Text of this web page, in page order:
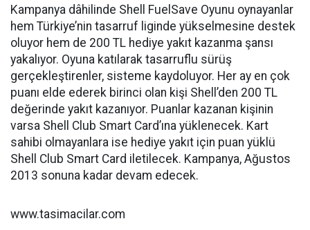
Kampanya dâhilinde Shell FuelSave Oyunu oynayanlar
hem Türkiye’nin tasarruf liginde yükselmesine destek
oluyor hem de 200 TL hediye yakıt kazanma şansı
yakalıyor. Oyuna katılarak tasarruflu sürüş
gerçekleştirenler, sisteme kaydoluyor. Her ay en çok
puanı elde ederek birinci olan kişi Shell’den 200 TL
değerinde yakıt kazanıyor. Puanlar kazanan kişinin
varsa Shell Club Smart Card’ına yüklenecek. Kart
sahibi olmayanlara ise hediye yakıt için puan yüklü
Shell Club Smart Card iletilecek. Kampanya, Ağustos
2013 sonuna kadar devam edecek.
www.tasimacilar.com